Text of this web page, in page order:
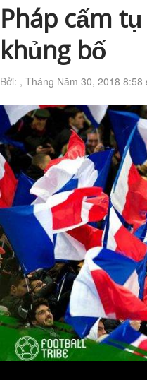
Pháp cấm
khủng bố
Bởi: , Tháng Năm 30, 2018 8:58